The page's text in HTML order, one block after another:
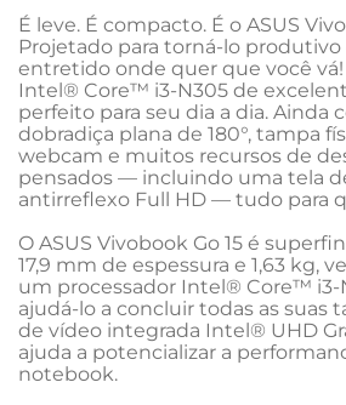
É leve. É compacto. É o ASUS
Projetado para torná-lo
entretido onde quer que você
Intel® Core™ i3-N305 de
perfeito para seu dia a dia. Ainda
dobradiça plana de 180°, tampa
webcam e muitos recursos de
pensados — incluindo uma tela
antirreflexo Full HD — tudo para
O ASUS Vivobook Go 15 é
17,9 mm de espessura e 1,63 kg,
um processador Intel® Core™ i3-
ajudá-lo a concluir todas as suas
de vídeo integrada Intel® UHD
ajuda a potencializar a
notebook.